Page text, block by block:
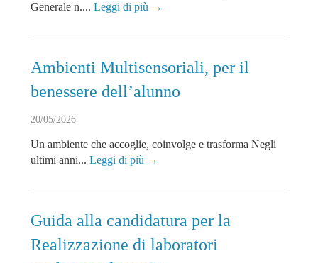
Generale n.... Leggi di più →
Ambienti Multisensoriali, per il
benessere dell’alunno
20/05/2026
Un ambiente che accoglie, coinvolge e trasforma Negli
ultimi anni... Leggi di più →
Guida alla candidatura per la
Realizzazione di laboratori